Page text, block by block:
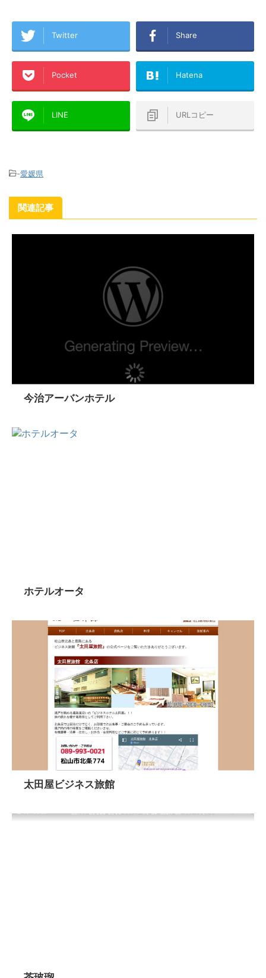
Twitter Share
Pocket Hatena
LINE URLコピー
-愛媛県
関連記事
今治アーバンホテル
ホテルオータ
太田屋ビジネス旅館